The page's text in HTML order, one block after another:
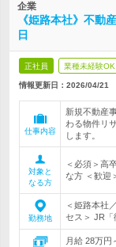
企業
《姫路本社》不動
日
正社員 業種未経験OK
情報更新日：2026/04/21
仕事内容
新規不動産
わる物件リ
します。
対象と
なる方
＜必須＞高
な方 ＜歓迎
勤務地
＜姫路本社
セス＞ JR「
月給 28万